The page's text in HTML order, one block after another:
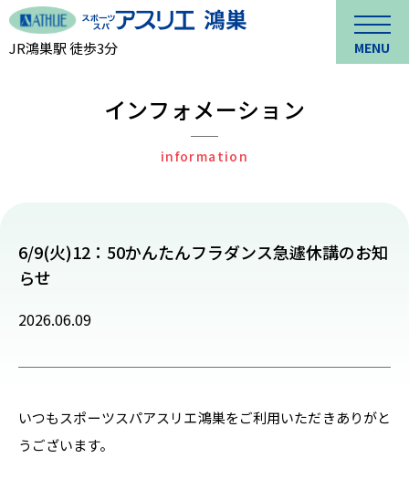
JR鴻巣駅 徒歩3分 MENU
インフォメーション
information
6/9(火)12：50かんたんフラダンス急遽休講のお知
らせ
2026.06.09
いつもスポーツスパアスリエ鴻巣をご利用いただきありがと
うございます。